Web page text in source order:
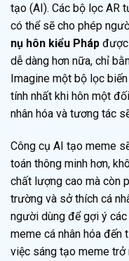
tạo (AI). Các bộ lọc AR
có thể sẽ cho phép
nụ hôn kiểu Pháp được
dễ dàng hơn nữa, chỉ
Imagine một bộ lọc
tính nhất khi hôn một
nhân hóa và tương tác
Công cụ AI tạo meme
toán thông minh hơn,
chất lượng cao mà còn
trường và sở thích cá
người dùng để gợi ý
meme cá nhân hóa
việc sáng tạo meme trở